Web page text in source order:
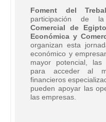
Foment del
participación de
Comercial de
Económica y
organizan esta
económico y
mayor potencial, las
para acceder al
financieros
pueden apoyar las
las empresas.